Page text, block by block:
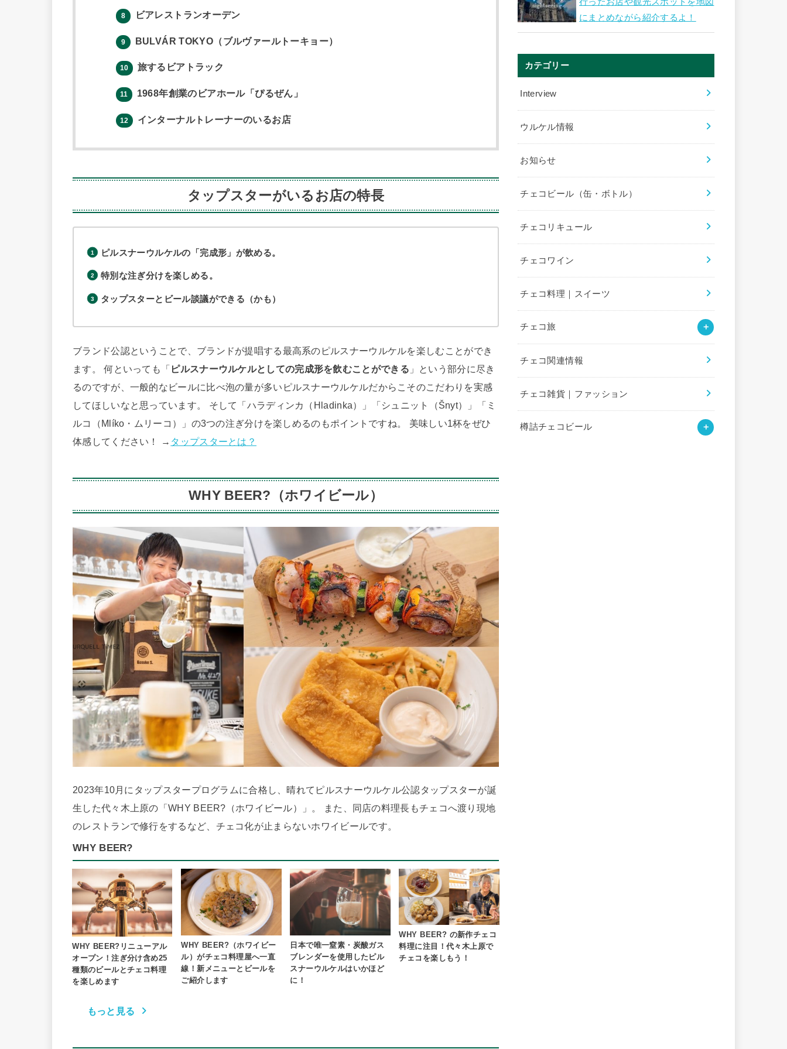
8 ビアレストランオーデン
9 BULVÁR TOKYO（ブルヴァールトーキョー）
10 旅するビアトラック
11 1968年創業のビアホール「ぴるぜん」
12 インターナルトレーナーのいるお店
タップスターがいるお店の特長
ピルスナーウルケルの「完成形」が飲める。
特別な注ぎ分けを楽しめる。
タップスターとビール談議ができる（かも）
ブランド公認ということで、ブランドが提唱する最高系のピルスナーウルケルを楽しむことができ
ます。 何といっても「 ピルスナーウルケルとしての完成形を飲むことができる 」という部分に尽き
るのですが、一般的なビールに比べ泡の量が多いピルスナーウルケルだからこそのこだわりを実感
してほしいなと思っています。 そして「ハラディンカ（Hladinka）」「シュニット（Šnyt）」「ミ
ルコ（Mlíko・ムリーコ）」の3つの注ぎ分けを楽しめるのもポイントですね。 美味しい1杯をぜひ
体感してください！ → タップスターとは？
WHY BEER?（ホワイビール）
2023年10月にタップスタープログラムに合格し、晴れてピルスナーウルケル公認タップスターが誕
生した代々木上原の「WHY BEER?（ホワイビール）」。 また、同店の料理長もチェコへ渡り現地
のレストランで修行をするなど、チェコ化が止まらないホワイビールです。
WHY BEER?
WHY BEER?リニューアル
オープン！注ぎ分け含め25
種類のビールとチェコ料理
を楽しめます
WHY BEER?（ホワイビー
ル）がチェコ料理屋へ一直
線！新メニューとビールを
ご紹介します
日本で唯一窒素・炭酸ガス
ブレンダーを使用したピル
スナーウルケルはいかほど
に！
WHY BEER? の新作チェコ
料理に注目！代々木上原で
チェコを楽しもう！
もっと見る
にまとめながら紹介するよ！
カテゴリー
Interview
ウルケル情報
お知らせ
チェコビール（缶・ボトル）
チェコリキュール
チェコワイン
チェコ料理｜スイーツ
チェコ旅
チェコ関連情報
チェコ雑貨｜ファッション
樽詰チェコビール